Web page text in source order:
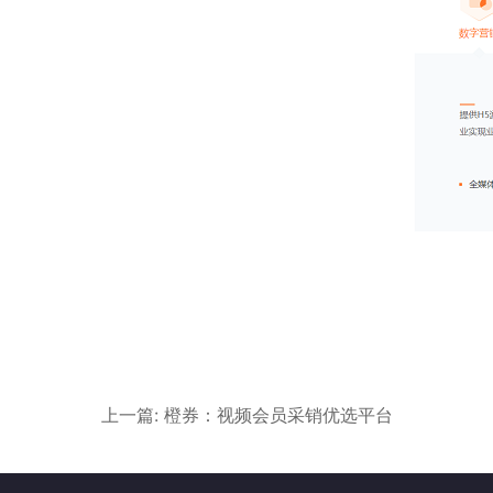
上一篇: 橙券：视频会员采销优选平台